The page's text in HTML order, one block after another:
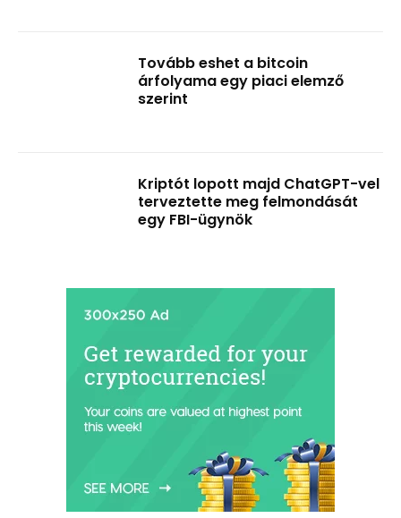
Tovább eshet a bitcoin
árfolyama egy piaci elemző
szerint
Kriptót lopott majd ChatGPT-vel
terveztette meg felmondását
egy FBI-ügynök